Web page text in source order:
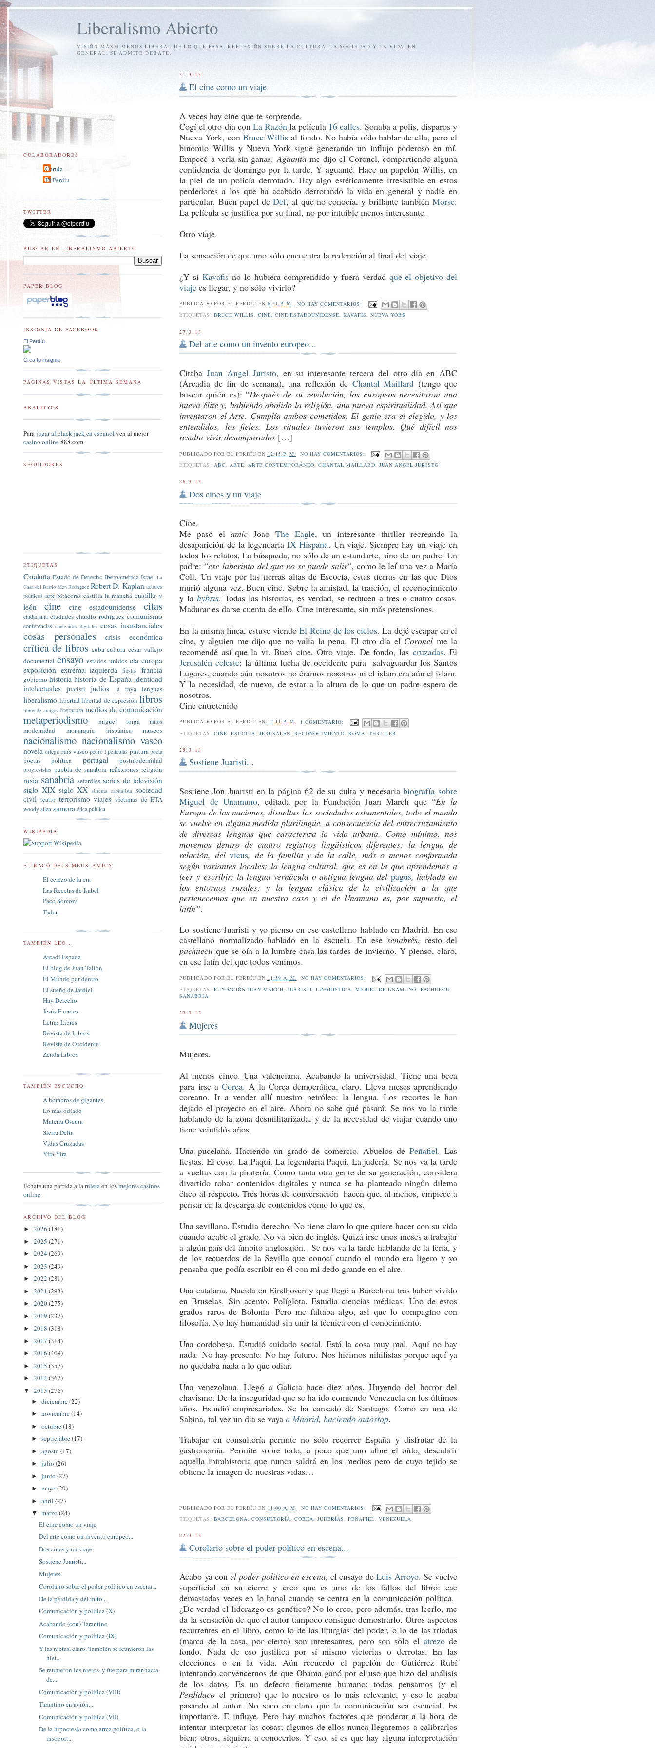
Liberalismo Abierto
VISIÓN MÁS O MENOS LIBERAL DE LO QUE PASA. REFLEXIÓN SOBRE LA CULTURA, LA SOCIEDAD Y LA VIDA. EN
GENERAL. SE ADMITE DEBATE.
31.3.13
El cine como un viaje
A veces hay cine que te sorprende.
Cogí el otro día con La Razón la película 16 calles. Sonaba a polis, disparos y
Nueva York, conBruce Willis al fondo. No había oído hablar de ella, pero el
binomio Willis y Nueva York sigue generando un influjo poderoso en mí.
Empecé a verla sin ganas. Aguantame dijo el Coronel, compartiendo alguna
confidencia de domingo por la tarde. Y aguanté. Hace un papelón Willis, en
la piel de un policía derrotado. Hay algo estéticamente irresistible en estos
perdedores a los que ha acabado derrotando la vida en general y nadie en
particular. Buen papel deDef, al que no conocía, y brillante tambiénMorse.
La película se justifica por su final, no por intuible menos interesante.
Otro viaje.
La sensación de que uno sólo encuentra la redención al final del viaje.
¿Y siKavafis no lo hubiera comprendido y fuera verdad que el objetivo del
viajees llegar, y no sólo vivirlo?
PUBLICADO POR EL PERDÍU EN 6:31 P. M.
NO HAY COMENTARIOS:
ETIQUETAS: BRUCE WILLIS, CINE, CINE ESTADOUNIDENSE,KAVAFIS,NUEVA YORK
27.3.13
Del arte como un invento europeo...
CitabaJuan Angel Juristo, en su interesante tercera del otro día en ABC
(Arcadia de fin de semana), una reflexión de Chantal Maillard (tengo que
buscar quién es): “Después de su revolución, los europeos necesitaron una
nueva élite y, habiendo abolido la religión, una nueva espiritualidad. Así que
inventaron el Arte. Cumplía ambos cometidos. El genio era el elegido, y los
entendidos, los fieles. Los rituales tuvieron sus templos. Qué difícil nos
resulta vivir desamparados […]
PUBLICADO POR EL PERDÍU EN 12:15 P. M.
NO HAY COMENTARIOS:
ETIQUETAS: ABC, ARTE, ARTE CONTEMPORÁNEO,CHANTAL MAILLARD,JUAN ANGEL JURISTO
26.3.13
Dos cines y un viaje
Cine.
Me pasó elamic Joao The Eagle, un interesante thriller recreando la
desaparición de la legendariaIX Hispana. Un viaje. Siempre hay un viaje en
todos los relatos. La búsqueda, no sólo de un estandarte, sino de un padre. Un
padre: “ese laberinto del que no se puede salir”, como le leí una vez a María
Coll. Un viaje por las tierras altas de Escocia, estas tierras en las que Dios
murió alguna vez. Buen cine. Sobre la amistad, la traición, el reconocimiento
y lahybris. Todas las historias, es verdad, se reducen a tres o cuatro cosas.
Madurar es darse cuenta de ello. Cine interesante, sin más pretensiones.
En la misma línea, estuve viendoEl Reino de los cielos. La dejé escapar en el
cine, y alguien me dijo que no valía la pena. El otro día el Coronel me la
recomendé así que la vi. Buen cine. Otro viaje. De fondo, las cruzadas. El
Jerusalén celeste; la última lucha de occidente para salvaguardar los Santos
Lugares, cuando aún nosotros no éramos nosotros ni el islam era aún el islam.
Y la necesidad, de nuevo, de estar a la altura de lo que un padre espera de
nosotros.
Cine entretenido
PUBLICADO POR EL PERDÍU EN 12:11 P. M.
1 COMENTARIO:
ETIQUETAS: CINE ESCOCIA JERUSALÉN RECONOCIMIENTO ,ROMA ,THRILLER
25.3.13
Sostiene Juaristi...
Sostiene Jon Juaristi en la página 62 de su culta y necesariabiografía sobre
Miguel de Unamuno, editada por la Fundación Juan March que “En la
Europa de las naciones, disueltas las sociedades estamentales, todo el mundo
se vuelve en alguna medida plurilingüe, a consecuencia del entrecruzamiento
de diversas lenguas que caracteriza la vida urbana. Como mínimo, nos
movemos dentro de cuatro registros lingüísticos diferentes: la lengua de
relación, delvicus, de la familia y de la calle, más o menos conformada
según variantes locales; la lengua cultural, que es en la que aprendemos a
leer y escribir; la lengua vernácula o antigua lengua del pagus, hablada en
los entornos rurales; y la lengua clásica de la civilización a la que
pertenecemos que en nuestro caso y el de Unamuno es, por supuesto, el
latín”.
Lo sostiene Juaristi y yo pienso en ese castellano hablado en Madrid. En ese
castellano normalizado hablado en la escuela. En esesenabrés, resto del
pachuecu que se oía a la lumbre casa las tardes de invierno. Y pienso, claro,
en ese latín del que todos venimos.
PUBLICADO POR EL PERDÍU EN 11:59 A. M.
NO HAY COMENTARIOS:
ETIQUETAS: FUNDACIÓN JUAN MARCH, JUARISTI,LINGÜÍSTICA,MIGUEL DE UNAMUNO, PACHUECU,
SANABRIA
23.3.13
Mujeres
Mujeres.
Al menos cinco. Una valenciana. Acabando la universidad. Tiene una beca
para irse aCorea. A la Corea democrática, claro. Lleva meses aprendiendo
coreano. Ir a vender allí nuestro petróleo: la lengua. Los recortes le han
dejado el proyecto en el aire. Ahora no sabe qué pasará. Se nos va la tarde
hablando de la zona desmilitarizada, y de la necesidad de viajar cuando uno
tiene veintidós años.
Una pucelana. Haciendo un grado de comercio. Abuelos dePeñafiel. Las
fiestas. El coso. La Paqui. La legendaria Paqui. La judería. Se nos va la tarde
a vueltas con la piratería. Como tanta otra gente de su generación, considera
divertido robar contenidos digitales y nunca se ha planteado ningún dilema
ético al respecto. Tres horas de conversación hacen que, al menos, empiece a
pensar en la descarga de contenidos como lo que es.
Una sevillana. Estudia derecho. No tiene claro lo que quiere hacer con su vida
cuando acabe el grado. No va bien de inglés. Quizá irse unos meses a trabajar
a algún país del ámbito anglosajón. Se nos va la tarde hablando de la feria, y
de los recuerdos de la Sevilla que conocí cuando el mundo era ligero y yo
pensaba que podía escribir en él con mi dedo grande en el aire.
Una catalana. Nacida en Eindhoven y que llegó a Barcelona tras haber vivido
en Bruselas. Sin acento. Políglota. Estudia ciencias médicas. Uno de estos
grados raros de Bolonia. Pero me faltaba algo, así que lo compagino con
filosofía. No hay humanidad sin unir la técnica con el conocimiento.
Una cordobesa. Estudió cuidado social. Está la cosa muy mal. Aquí no hay
nada. No hay presente. No hay futuro. Nos hicimos nihilistas porque aquí ya
no quedaba nada a lo que odiar.
Una venezolana. Llegó a Galicia hace diez años. Huyendo del horror del
chavismo. De la inseguridad que se ha ido comiendo Venezuela en los últimos
años. Estudió empresariales. Se ha cansado de Santiago. Como en una de
Sabina, tal vez un día se vayaa Madrid, haciendo autostop.
Trabajar en consultoría permite no sólo recorrer España y disfrutar de la
gastronomía. Permite sobre todo, a poco que uno afine el oído, descubrir
aquella intrahistoria que nunca saldrá en los medios pero de cuyo tejido se
obtiene la imagen de nuestras vidas…
PUBLICADO POR EL PERDÍU EN 11:00 A. M.
NO HAY COMENTARIOS:
ETIQUETAS: BARCELONA CONSULTORÍA COREA ,JUDERÍAS ,PEÑAFIEL ,VENEZUELA
22.3.13
Corolario sobre el poder político en escena...
Acabo ya con el poder político en escena, el ensayo de Luis Arroyo. Se vuelve
superficial en su cierre y creo que es uno de los fallos del libro: cae
demasiadas veces en lo banal cuando se centra en la comunicación política.
¿De verdad el liderazgo es genético? No lo creo, pero además, tras leerlo, me
da la sensación de que el autor tampoco consigue demostrarlo. Otros aspectos
recurrentes en el libro, como lo de las liturgias del poder, o lo de las triadas
(marca de la casa, por cierto) son interesantes, pero son sólo el atrezode
fondo. Nada de eso justifica por sí mismo victorias o derrotas. En las
elecciones o en la vida. Aún recuerdo el papelón de Gutiérrez Rubí
intentando convencernos de que Obama ganó por el uso que hizo del análisis
de los datos. Es un defecto fieramente humano: todos pensamos (y el
Perdidaco el primero) que lo nuestro es lo más relevante, y eso le acaba
pasando al autor. No saco en claro que la comunicación sea esencial. Es
importante. E influye. Pero hay muchos factores que ponderar a la hora de
intentar interpretar las cosas; algunos de ellos nunca llegaremos a calibrarlos
bien; otros, siquiera a conocerlos. Y eso, si es que hay alguna interpretación
COLABORADORES
Carula
El Perdíu
TWITTER
BUSCAR EN LIBERALISMO ABIERTO
PAPER BLOG
INSIGNIA DE FACEBOOK
El Perdíu
Crea tu insignia
PÁGINAS VISTAS LA ÚLTIMA SEMANA
ANALITYCS
Parajugar al black jack en español ven al mejor
casino online888.com
SEGUIDORES
ETIQUETAS
Cataluña Estado de Derecho Iberoamérica Israel La
Casa del Barrio Men Rodríguez Robert D. Kaplan actores
políticos arte bitácoras castilla la mancha castilla y
león
cine cine estadounidense citas
ciudadanía ciudades claudio rodríguez comunismo
conferencias contenidos digitales cosas insustanciales
cosas personales crisis económica
crítica de libros cuba cultura césar vallejo
documental ensayo estados unidos eta europa
exposición extrema izquierda fiestas francia
gobierno historia historia de España identidad
intelectuales
juaristi judíos la raya lenguas
liberalismo libertad libertad de expresión libros
libros de amigos literatura medios de comunicación
metaperiodismo miguel torga mitos
modernidad monarquía hispánica museos
nacionalismo nacionalismo vasco
novela ortega país vasco pedro I películas pintura poeta
poetas política portugal postmodernidad
progresistas puebla de sanabria reflexiones religión
rusia sanabria sefardíes series de televisión
siglo XIX siglo XX sistema capitalista sociedad
civil teatro terrorismo viajes víctimas de ETA
woody allen zamora ética pública
WIKIPEDIA
EL RACÓ DELS MEUS AMICS
El cerezo de la era
Las Recetas de Isabel
Paco Somoza
Tadeu
TAMBIÉN LEO...
Arcadi Espada
El blog de Juan Tallón
El Mundo por dentro
El sueño de Jardiel
Hay Derecho
Jesús Fuentes
Letras Libres
Revista de Libros
Revista de Occidente
Zenda Libros
TAMBIÉN ESCUCHO
A hombros de gigantes
Lo más odiado
Materia Oscura
Sierra Delta
Vidas Cruzadas
Yira Yira
Échate una partida a laruletaen losmejores casinos
online
ARCHIVO DEL BLOG
► 2026 (181)
► 2025 (271)
► 2024 (269)
► 2023 (249)
► 2022 (281)
► 2021 (293)
► 2020(275)
► 2019 (237)
► 2018 (318)
► 2017 (314)
► 2016 (409)
► 2015 (357)
► 2014 (367)
▼ 2013 (276)
► diciembre(22)
► noviembre(14)
► octubre(18)
► septiembre(17)
► agosto (17)
► julio (26)
► junio (27)
► mayo (29)
► abril (27)
▼ marzo (24)
El cine como un viaje
Del arte como un invento europeo...
Dos cines y un viaje
Sostiene Juaristi...
Mujeres
Corolario sobre el poder político en escena...
De la pérdida y del mito...
Comunicación y política (X)
Acabando (con) Tarantino
Comunicación y política (IX)
Y las nietas, claro. También se reunieron las
niet...
Se reunieron los nietos, y fue para mirar hacia
de...
Comunicación y política (VIII)
Tarantino en avión...
Comunicación y política (VII)
De la hipocresía como arma política, o la
insoport...